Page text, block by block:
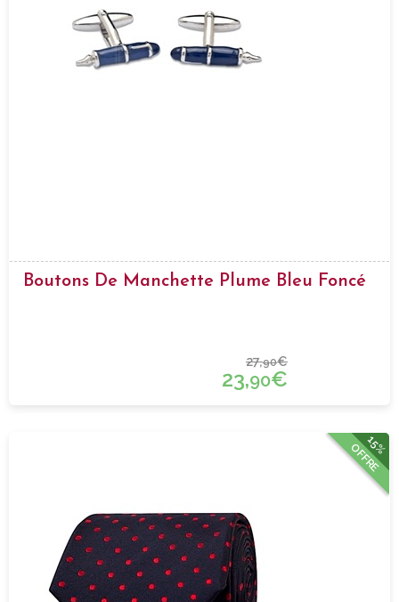
Boutons De Manchette Plume Bleu Foncé
27,90€
23,90€
15%
OFFRE